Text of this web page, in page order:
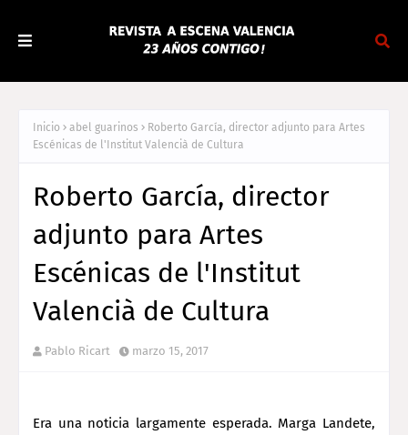
Inicio abel guarinos
Roberto García, director adjunto para Artes
Escénicas de l'Institut Valencià de Cultura
Roberto García, director
adjunto para Artes
Escénicas de l'Institut
Valencià de Cultura
Pablo Ricart marzo 15, 2017
Era una noticia largamente esperada. Marga Landete,